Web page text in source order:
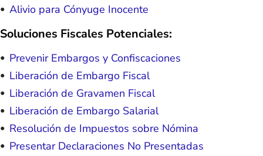
Alivio para Cónyuge Inocente
Soluciones Fiscales Potenciales:
Prevenir Embargos y Confiscaciones
Liberación de Embargo Fiscal
Liberación de Gravamen Fiscal
Liberación de Embargo Salarial
Resolución de Impuestos sobre Nómina
Presentar Declaraciones No Presentadas